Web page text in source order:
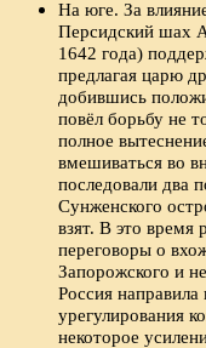
На юге. За
Персидский шах
1642 года)
предлагая царю
добившись
повёл борьбу не
полное
вмешиваться во
последовали два
Сунженского
взят. В это время
переговоры о
Запорожского и
Россия
урегулирования
некоторое